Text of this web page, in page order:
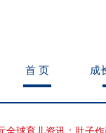
首 页
首 页 成
成